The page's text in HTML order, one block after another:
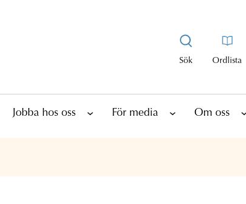
Sök Ordlista
Jobba hos oss För media Om oss